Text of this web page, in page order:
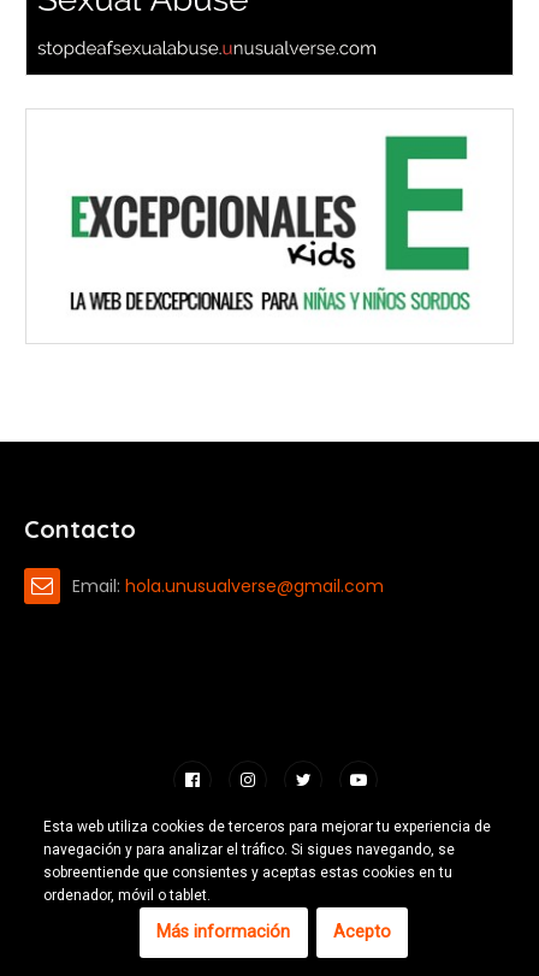
Contacto
Email: hola.unusualverse@gmail.com
Hecho con 🧡 por Emilio Ferreiro |CC-BY-NC 4.02026 |Escuelas
Excepcionales
Inicio
Mapa web Aviso legal
Esta web utiliza cookies de terceros para mejorar tu experiencia de
navegación y para analizar el tráfico. Si sigues navegando, se
sobreentiende que consientes y aceptas estas cookies en tu
ordenador, móvil o tablet.
Más información Acepto